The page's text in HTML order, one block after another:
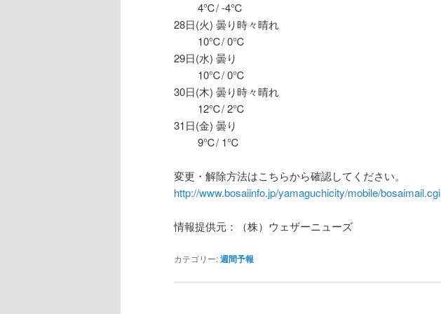
4℃/ -4℃
28日(火) 曇り時々晴れ
10℃/ 0℃
29日(水) 曇り
10℃/ 0℃
30日(木) 曇り時々晴れ
12℃/ 2℃
31日(金) 曇り
9℃/ 1℃
変更・解除方法はこちらから確認してください。
http://www.bosaiinfo.jp/yamaguchicity/mobile/bosaimail.cgi
情報提供元：（株）ウェザーニューズ
カテゴリー:週間予報